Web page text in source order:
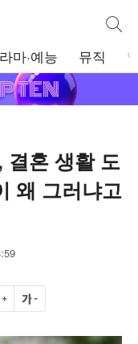
통합
마·예능 뮤직
혼 생활 도
왜 그러냐고
크게
글자 작게